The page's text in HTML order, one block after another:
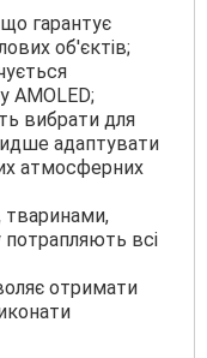
гарантує
об'єктів;
AMOLED;
вибрати для
адаптувати
атмосферних
всі
отримати